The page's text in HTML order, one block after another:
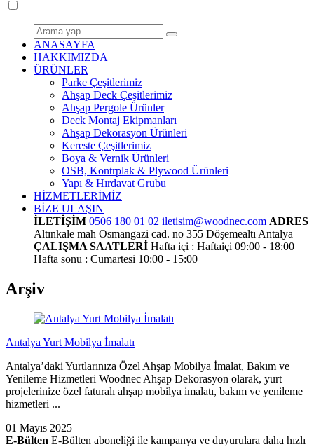
ANASAYFA
HAKKIMIZDA
ÜRÜNLER
Parke Çeşitlerimiz
Ahşap Deck Çeşitlerimiz
Ahşap Pergole Ürünler
Deck Montaj Ekipmanları
Ahşap Dekorasyon Ürünleri
Kereste Çeşitlerimiz
Boya & Vernik Ürünleri
OSB, Kontrplak & Plywood Ürünleri
Yapı & Hırdavat Grubu
HİZMETLERİMİZ
BİZE ULAŞIN
İLETİŞİM 0506 180 01 02 iletisim@woodnec.com ADRES
Altınkale mah Osmangazi cad. no 355 Döşemealtı Antalya
ÇALIŞMA SAATLERİ Hafta içi : Haftaiçi 09:00 - 18:00
Hafta sonu : Cumartesi 10:00 - 15:00
Arşiv
Antalya Yurt Mobilya İmalatı
Antalya’daki Yurtlarınıza Özel Ahşap Mobilya İmalat, Bakım ve
Yenileme Hizmetleri Woodnec Ahşap Dekorasyon olarak, yurt
projelerinize özel faturalı ahşap mobilya imalatı, bakım ve yenileme
hizmetleri ...
01 Mayıs 2025
E-Bülten E-Bülten aboneliği ile kampanya ve duyurulara daha hızlı